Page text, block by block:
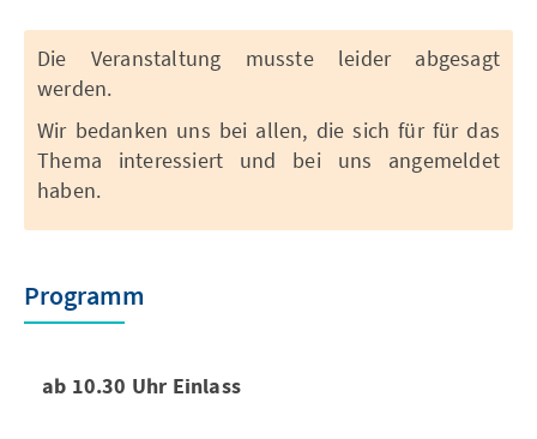
Die Veranstaltung musste leider abgesagt
werden.
Wir bedanken uns bei allen, die sich für für das
Thema interessiert und bei uns angemeldet
haben.
Programm
ab 10.30 Uhr Einlass